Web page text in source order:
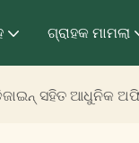
ଗ୍ରାହକ ମାମଲା
ସହିତ ଆଧୁନିକ